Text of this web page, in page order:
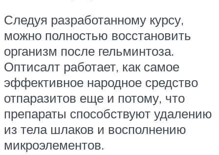
Следуя разработанному курсу,
можно полностью восстановить
организм после гельминтоза.
Оптисалт работает, как самое
эффективное народное средство
отпаразитов еще и потому, что
препараты способствуют удалению
из тела шлаков и восполнению
микроэлементов.